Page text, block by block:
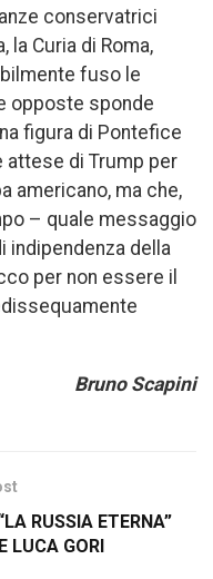
conservatrici
la Curia di Roma,
fuso le
opposte sponde
figura di Pontefice
attese di Trump per
americano, ma che,
– quale messaggio
indipendenza della
per non essere il
Bruno Scapini
RUSSIA ETERNA”
LUCA GORI